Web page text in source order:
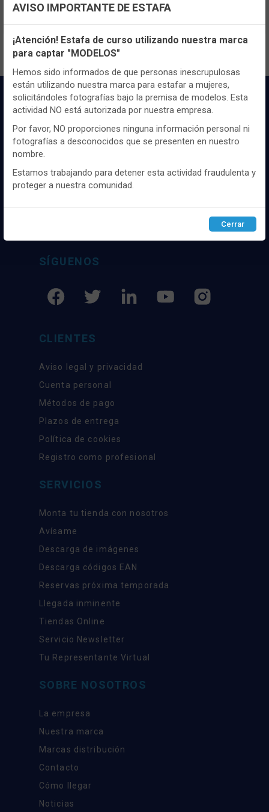
contenido y los precios.
Distribuidor y mayorista textil de las mejores
marcaas de ropa y complementos del
internacionales. Más de 25 años de
experiencia como proveedor de los mejores
SÍGUENOS
CLIENTES
Aviso legal y privacidad
Cuenta personal
Métodos de pago
Plazos de entrega
Política de cookies
Registro como profesional
SERVICIOS
Monta tu tienda con nosotros
Avísame
Descarga de imágenes
Descarga códigos EAN
Reservas próxima temporada
Llegada inminente
Tiendas Online
Servicio Newsletter
Tu Representante Virtual
SOBRE NOSOTROS
La empresa
Nuestra marca
Marcas distribución
Contacto
Cómo llegar
Noticias
Configuración de cookies
Utilizamos cookies propias y de terceros, de sesión o
persistentes, para hacer funcionar de manera segura nuestra
página web y personalizar su contenido.
Igualmente, utilizamos cookies para medir y obtener datos de
la navegación que realizas y para ajustar el contenido a tus
gustos y preferencias.
Puedesconfigurary aceptar el uso de cookies a tu gusto.
Para obtener más información visita nuestra
cookies .
Configurar Rechazar ACEPTAR
AVISO IMPORTANTE DE ESTAFA
¡Atención! Estafa de curso utilizando nuestra marca
para captar "MODELOS"
Hemos sido informados de que personas inescrupulosas
están utilizando nuestra marca para estafar a mujeres,
solicitándoles fotografías bajo la premisa de modelos. Esta
actividad NO está autorizada por nuestra empresa.
Por favor, NO proporciones ninguna información personal ni
fotografías a desconocidos que se presenten en nuestro
nombre.
Estamos trabajando para detener esta actividad fraudulenta y
proteger a nuestra comunidad.
Cerrar